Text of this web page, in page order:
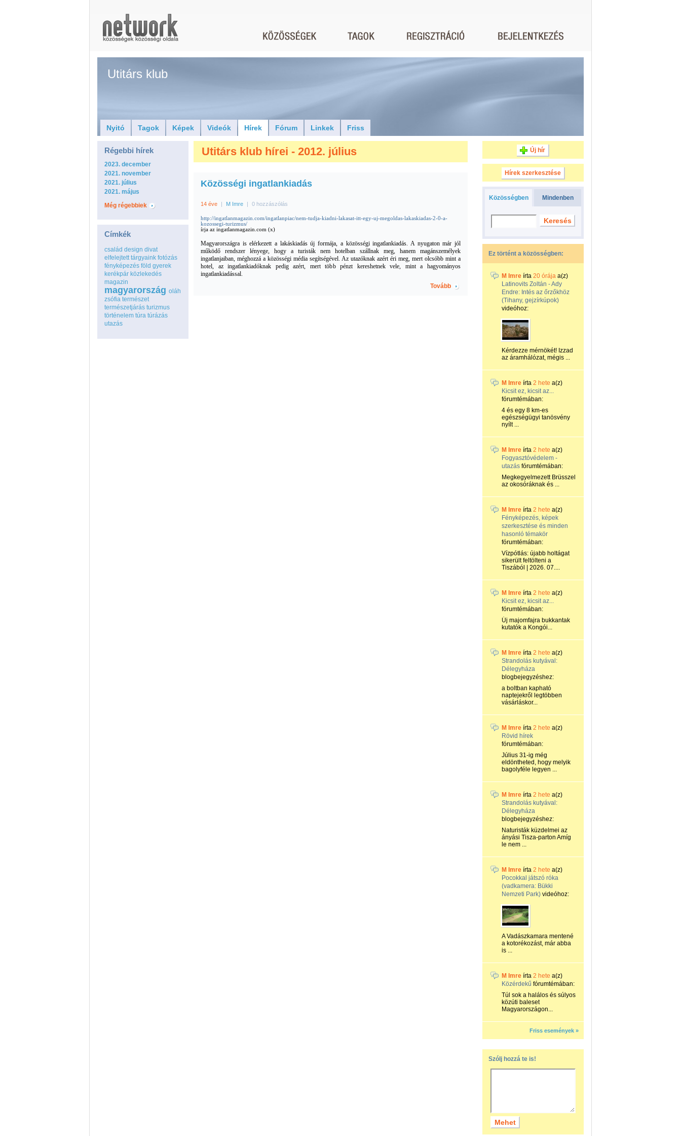
Utitárs klub
Nyitó Tagok Képek Videók Hírek Fórum Linkek Friss
Régebbi hírek
2023. december
2021. november
2021. július
2021. május
Még régebbiek
Címkék
család design divat
elfelejtett tárgyaink fotózás
fényképezés föld gyerek
kerékpár közlekedés
magazin
magyarország oláh
zsófia természet
természetjárás turizmus
történelem túra túrázás
utazás
Utitárs klub hírei - 2012. július
Közösségi ingatlankiadás
14 éve | M Imre | 0 hozzászólás
http://ingatlanmagazin.com/ingatlanpiac/nem-tudja-kiadni-lakasat-itt-egy-uj-megoldas-lakaskiadas-2-0-a-
kozossegi-turizmus/
írja az ingatlanmagazin.com (x)
Magyarországra is elérkezett a lakáskiadás új formája, a közösségi ingatlankiadás. A nyugaton már jól
működő rendszer lényege, hogy a turisták nem hotelban szállnak meg, hanem magánszemélyek
ingatlanjaiban, méghozzá a közösségi média segítségével. Az utazóknak azért éri meg, mert olcsóbb mint a
hotel, az ingatlankiadóknak pedig azért, mert több pénzt kereshetnek vele, mint a hagyományos
ingatlankiadással.
Tovább
Új hír
Hírek szerkesztése
Közösségben Mindenben
Ez történt a közösségben:
M Imre írta 20 órája a(z)
Latinovits Zoltán - Ady
Endre: Intés az őrzőkhöz
(Tihany, gejzírkúpok)
videóhoz:
Kérdezze mérnökét! Izzad
az áramhálózat, mégis ...
M Imre írta 2 hete a(z)
Kicsit ez, kicsit az...
fórumtémában:
4 és egy 8 km-es
egészségügyi tanösvény
nyílt ...
M Imre írta 2 hete a(z)
Fogyasztóvédelem -
utazás fórumtémában:
Megkegyelmezett Brüsszel
az okosóráknak és ...
M Imre írta 2 hete a(z)
Fényképezés, képek
szerkesztése és minden
hasonló témakör
fórumtémában:
Vízpótlás: újabb holtágat
sikerült feltölteni a
Tiszából | 2026. 07....
M Imre írta 2 hete a(z)
Kicsit ez, kicsit az...
fórumtémában:
Új majomfajra bukkantak
kutatók a Kongói...
M Imre írta 2 hete a(z)
Strandolás kutyával:
Délegyháza
blogbejegyzéshez:
a boltban kapható
naptejekről legtöbben
vásárláskor...
M Imre írta 2 hete a(z)
Rövid hírek
fórumtémában:
Július 31-ig még
eldöntheted, hogy melyik
bagolyféle legyen ...
M Imre írta 2 hete a(z)
Strandolás kutyával:
Délegyháza
blogbejegyzéshez:
Naturisták küzdelmei az
ányási Tisza-parton Amíg
le nem ...
M Imre írta 2 hete a(z)
Pocokkal játszó róka
(vadkamera: Bükki
Nemzeti Park) videóhoz:
A Vadászkamara mentené
a kotorékozást, már abba
is ...
M Imre írta 2 hete a(z)
Közérdekű fórumtémában:
Túl sok a halálos és súlyos
közúti baleset
Magyarországon...
Friss események »
Szólj hozzá te is!